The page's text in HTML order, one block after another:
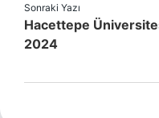
Sonraki Yazı
Hacettepe
2024